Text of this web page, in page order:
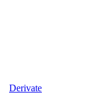
Derivate